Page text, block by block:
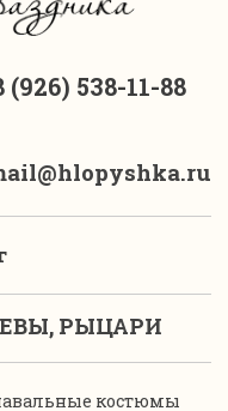
(926) 538-11-88
РЫЦАРИ
костюмы